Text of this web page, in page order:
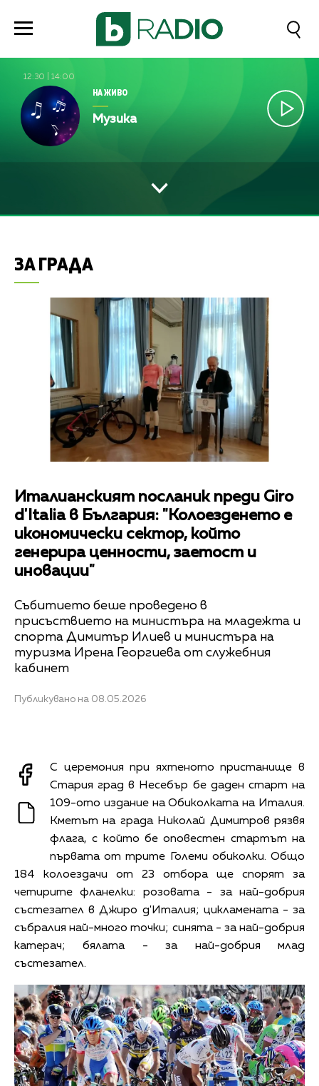
12:30 14:00
НА ЖИВО
Музика
ЗА ГРАДА
Италианският посланик преди Giro
d'Italia в България: "Колоезденето е
икономически сектор, който
генерира ценности, заетост и
иновации"
Събитието беше проведено в
присъствието на министъра на младежта и
спорта Димитър Илиев и министъра на
туризма Ирена Георгиева от служебния
кабинет
Публикувано на 08.05.2026
С церемония при яхтеното пристанище в
Стария град в Несебър бе даден старт на
109-ото издание на Обиколката на Италия.
Кметът на града Николай Димитров рязвя
флага, с който бе оповестен стартът на
първата от трите Големи обиколки. Общо
184 колоездачи от 23 отбора ще спорят за
четирите фланелки: розовата - за най-добрия
състезател в Джиро д'Италия; цикламената - за
събралия най-много точки; синята - за най-добрия
катерач; бялата - за най-добрия млад
състезател.